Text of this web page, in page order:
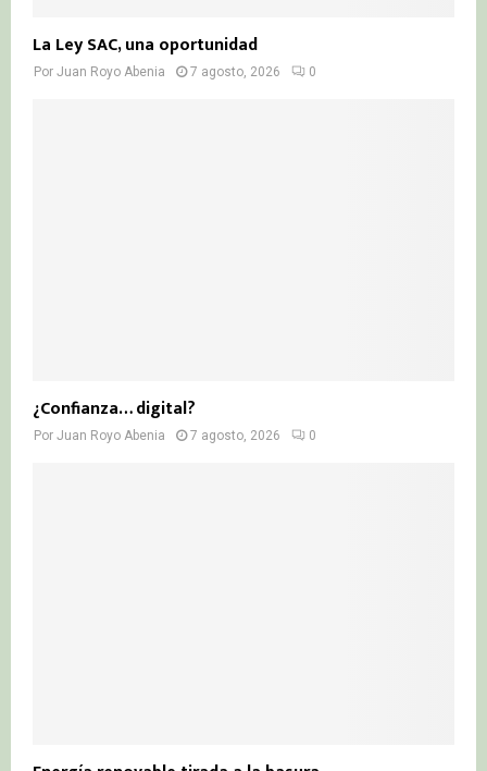
La Ley SAC, una oportunidad
Por Juan Royo Abenia 7 agosto, 2026 0
¿Confianza… digital?
Por Juan Royo Abenia 7 agosto, 2026 0